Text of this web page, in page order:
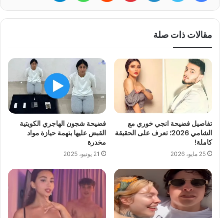
مقالات ذات صلة
تفاصيل فضيحة انجي خوري مع
الشامي 2026؛ تعرف على الحقيقة
كاملة!
25 مايو، 2026
فضيحة شجون الهاجري الكويتية
القبض عليها بتهمة حيازة مواد
مخدرة
21 يونيو، 2025